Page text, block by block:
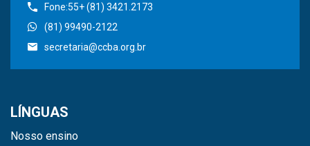
Fone:55+ (81) 3421.2173
(81) 99490-2122
secretaria@ccba.org.br
LÍNGUAS
Nosso ensino